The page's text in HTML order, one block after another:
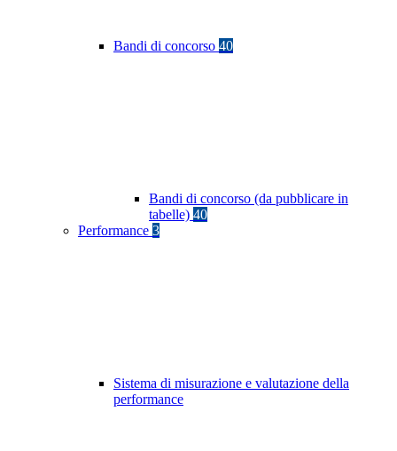
Bandi di concorso 40
Bandi di concorso (da pubblicare in
tabelle) 40
Performance 3
Sistema di misurazione e valutazione della
performance